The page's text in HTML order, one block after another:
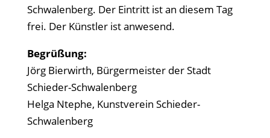
Schwalenberg. Der Eintritt ist an diesem Tag
frei. Der Künstler ist anwesend.
Begrüßung:
Jörg Bierwirth, Bürgermeister der Stadt
Schieder-Schwalenberg
Helga Ntephe, Kunstverein Schieder-
Schwalenberg